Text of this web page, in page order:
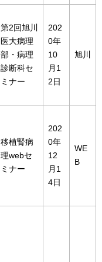
第2回旭川
医大病理
部・病理
診断科セ
ミナー
202
0年
10
月1
2日
旭川
移植腎病
理webセ
ミナー
202
0年
12
月1
4日
WE
B